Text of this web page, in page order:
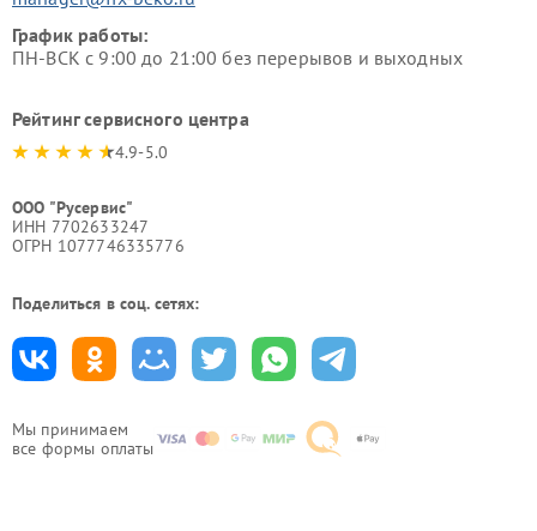
Мы принимаем
все формы оплаты
График работы:
ПН-ВСК с 9:00 до 21:00 без перерывов и выходных
Рейтинг сервисного центра
4.9-5.0
ООО "Русервис"
ИНН 7702633247
ОГРН 1077746335776
Поделиться в соц. сетях: